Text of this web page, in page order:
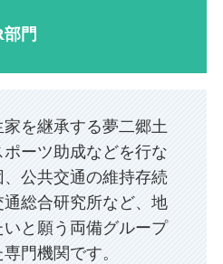
門
を継承する夢二郷土
ーツ助成などを行な
公共交通の維持存続
総合研究所など、地
と願う両備グループ
門機関です。